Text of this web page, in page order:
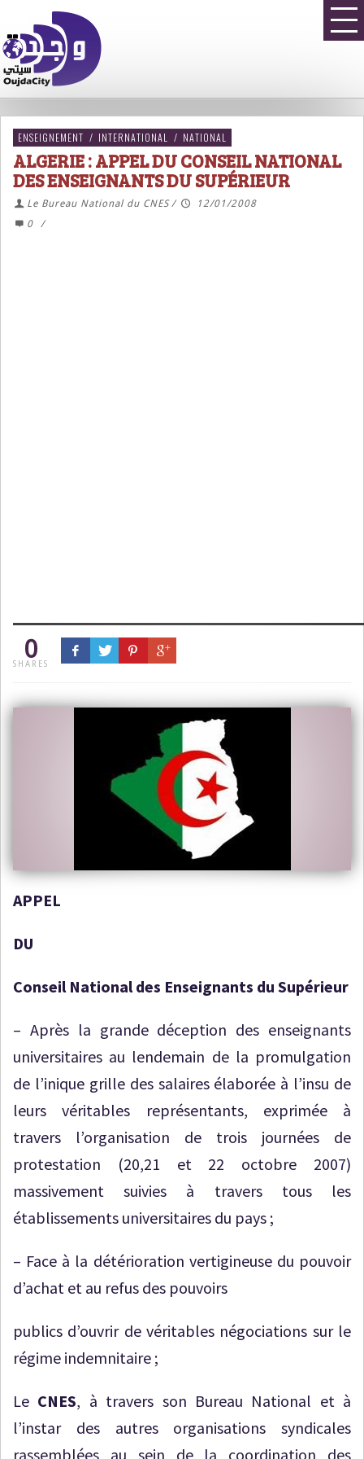
ENSEIGNEMENT / INTERNATIONAL / NATIONAL
ALGERIE : APPEL DU CONSEIL NATIONAL
DES ENSEIGNANTS DU SUPÉRIEUR
Le Bureau National du CNES /
12/01/2008
0
/
0
SHARES
APPEL
DU
Conseil National des Enseignants du Supérieur
– Après la grande déception des enseignants
universitaires au lendemain de la promulgation
de l’inique grille des salaires élaborée à l’insu de
leurs véritables représentants, exprimée à
travers l’organisation de trois journées de
protestation (20,21 et 22 octobre 2007)
massivement suivies à travers tous les
établissements universitaires du pays ;
– Face à la détérioration vertigineuse du pouvoir
d’achat et au refus des pouvoirs
publics d’ouvrir de véritables négociations sur le
régime indemnitaire ;
Le CNES, à travers son Bureau National et à
l’instar des autres organisations syndicales
rassemblées au sein de la coordination des